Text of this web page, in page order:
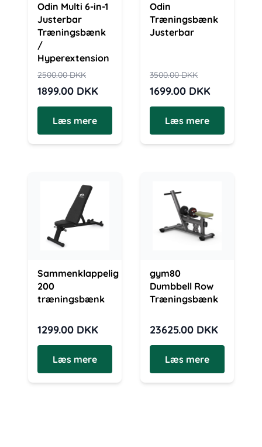
Odin Multi 6-in-1
Justerbar
Træningsbænk
/
Hyperextension
2500.00DKK
1899.00 DKK
Læs mere
Odin
Træningsbænk
Justerbar
3500.00DKK
1699.00 DKK
Læs mere
Sammenklappelig
200
træningsbænk
1299.00 DKK
Læs mere
gym80
Dumbbell Row
Træningsbænk
23625.00 DKK
Læs mere